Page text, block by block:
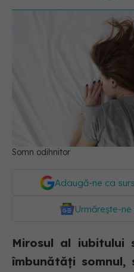
Somn odihnitor
Adaugă-ne ca
Urmărește-
Mirosul al iubitului
îmbunătăți somnul,